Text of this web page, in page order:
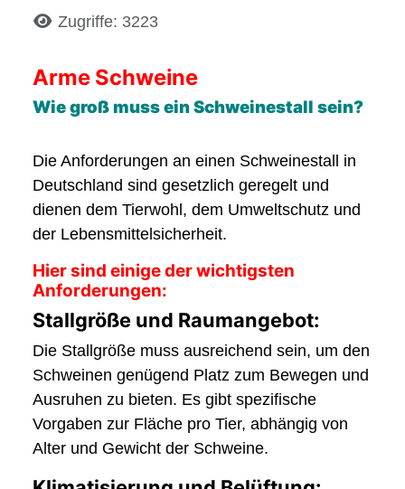
DetailsZugriffe: 3223
Arme Schweine
Wie groß muss ein Schweinestall sein?
Die Anforderungen an einen Schweinestall in
Deutschland sind gesetzlich geregelt und
dienen dem Tierwohl, dem Umweltschutz und
der Lebensmittelsicherheit.
Hier sind einige der wichtigsten
Anforderungen:
Stallgröße und Raumangebot:
Die Stallgröße muss ausreichend sein, um den
Schweinen genügend Platz zum Bewegen und
Ausruhen zu bieten. Es gibt spezifische
Vorgaben zur Fläche pro Tier, abhängig von
Alter und Gewicht der Schweine.